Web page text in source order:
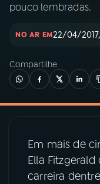
04 PROGRAMAS
VIDEOCASTS
pouco lembradas.
NO AR EM22/04/
Compartilhe
Em mais de
Ella
carreira